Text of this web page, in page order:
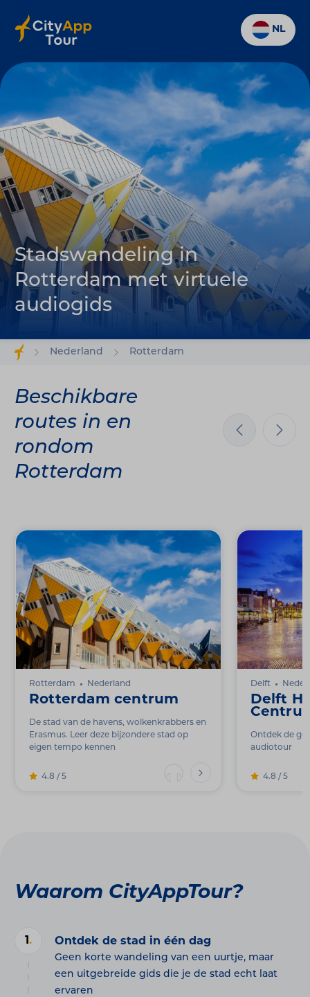
NL
Stadswandeling in
Rotterdam met virtuele
audiogids
Nederland Rotterdam
Beschikbare
routes in en
rondom
Rotterdam
Rotterdam Nederland
Rotterdam centrum
De stad van de havens, wolkenkrabbers en
Erasmus. Leer deze bijzondere stad op
eigen tempo kennen
4.8 / 5
Delft
Delft
Ontdek de
audiotour
4.8 / 5
Waarom CityAppTour?
. Ontdek de stad in één dag
Geen korte wandeling van een uurtje, maar
een uitgebreide gids die je de stad echt laat
ervaren